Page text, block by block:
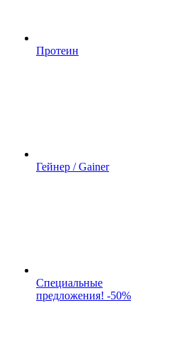
Протеин
Гейнер / Gainer
Специальные
предложения! -50%